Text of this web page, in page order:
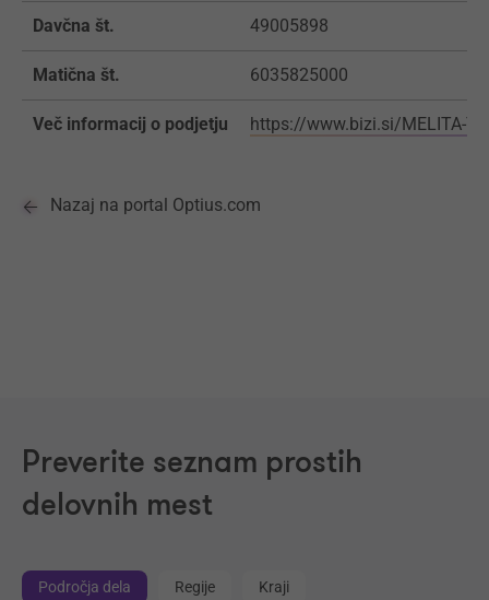
Davčna št. 49005898
Matična št. 6035825000
Več informacij o podjetju https://www.bizi.si/MELITA-
Nazaj na portal Optius.com
Preverite seznam prostih
delovnih mest
Področja dela Regije Kraji